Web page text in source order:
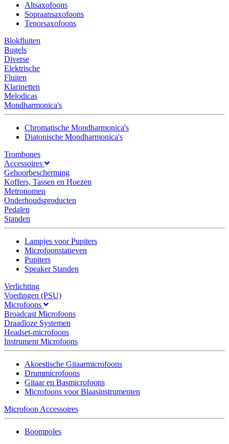
Altsaxofoons
Sopraansaxofoons
Tenorsaxofoons
Blokfluiten
Bugels
Diverse
Elektrische
Fluiten
Klarinetten
Melodicas
Mondharmonica's
Chromatische Mondharmonica's
Diatonische Mondharmonica's
Trombones
Accessoires
Gehoorbescherming
Koffers, Tassen en Hoezen
Metronomen
Onderhoudsproducten
Pedalen
Standen
Lampjes voor Pupiters
Microfoonstatieven
Pupiters
Speaker Standen
Verlichting
Voedingen (PSU)
Microfoons
Broadcast Microfoons
Draadloze Systemen
Headset-microfoons
Instrument Microfoons
Akoestische Gitaarmicrofoons
Drummicrofoons
Gitaar en Basmicrofoons
Microfoons voor Blaasinstrumenten
Microfoon Accessoires
Boompoles